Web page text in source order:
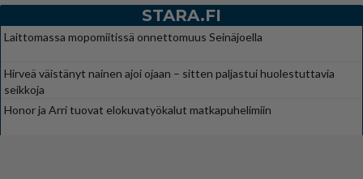
STARA.FI
Laittomassa mopomiitissä onnettomuus Seinäjoella
Hirveä väistänyt nainen ajoi ojaan – sitten paljastui huolestuttavia
seikkoja
Honor ja Arri tuovat elokuvatyökalut matkapuhelimiin